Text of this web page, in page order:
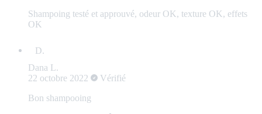
Shampoing testé et approuvé, odeur OK, texture OK, effets
OK
Dana L.
22 octobre 2022
Vérifié
Bon shampooing